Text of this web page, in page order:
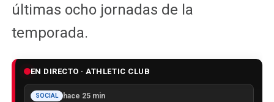
últimas ocho jornadas de la
temporada.
EN DIRECTO · ATHLETIC CLUB
SOCIAL hace 25 min